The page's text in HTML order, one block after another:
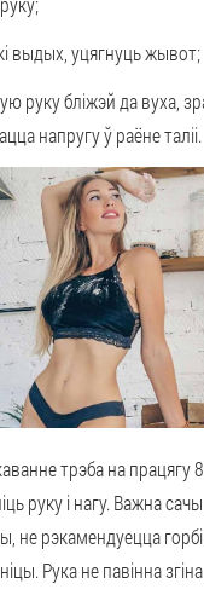
выдых, уцягнуць жывот;
руку бліжэй да вуха,
напругу ў раёне таліі.
трэба на працягу
руку і нагу. Важна
не рэкамендуецца
Рука не павінна